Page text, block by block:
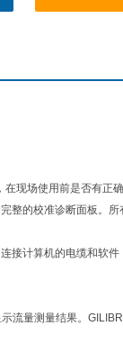
现场使用前是否有正
整的校准诊断面板。
计算机的电缆和软件
量测量结果。